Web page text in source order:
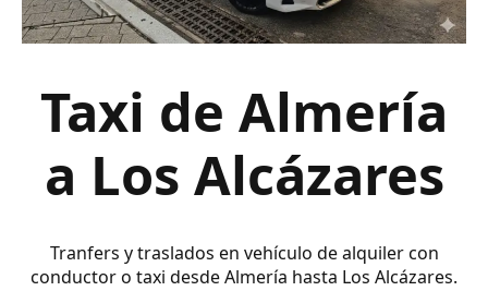
Taxi de Almería
a Los Alcázares
Tranfers y traslados en vehículo de alquiler con
conductor o taxi desde Almería hasta Los Alcázares.